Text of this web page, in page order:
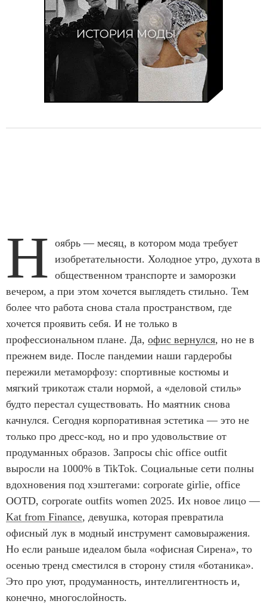
Н оябрь — месяц, в котором мода требует
изобретательности. Холодное утро, духота в
общественном транспорте и заморозки
вечером, а при этом хочется выглядеть стильно. Тем
более что работа снова стала пространством, где
хочется проявить себя. И не только в
профессиональном плане. Да, офис вернулся, но не в
прежнем виде. После пандемии наши гардеробы
пережили метаморфозу: спортивные костюмы и
мягкий трикотаж стали нормой, а «деловой стиль»
будто перестал существовать. Но маятник снова
качнулся. Сегодня корпоративная эстетика — это не
только про дресс-код, но и про удовольствие от
продуманных образов. Запросы chic office outfit
выросли на 1000% в TikTok. Социальные сети полны
вдохновения под хэштегами: corporate girlie, office
OOTD, corporate outfits women 2025. Их новое лицо —
Kat from Finance, девушка, которая превратила
офисный лук в модный инструмент самовыражения.
Но если раньше идеалом была «офисная Сирена», то
осенью тренд сместился в сторону стиля «ботаника».
Это про уют, продуманность, интеллигентность и,
конечно, многослойность.